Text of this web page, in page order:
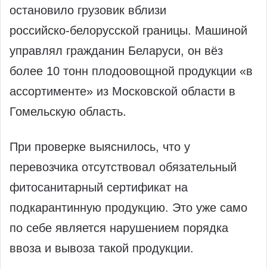
остановило грузовик вблизи
российско‑белорусской границы. Машиной
управлял гражданин Беларуси, он вёз
более 10 тонн плодоовощной продукции «в
ассортименте» из Московской области в
Гомельскую область.
При проверке выяснилось, что у
перевозчика отсутствовал обязательный
фитосанитарный сертификат на
подкарантинную продукцию. Это уже само
по себе является нарушением порядка
ввоза и вывоза такой продукции.